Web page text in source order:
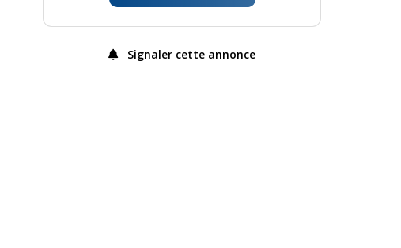
Signaler cette annonce